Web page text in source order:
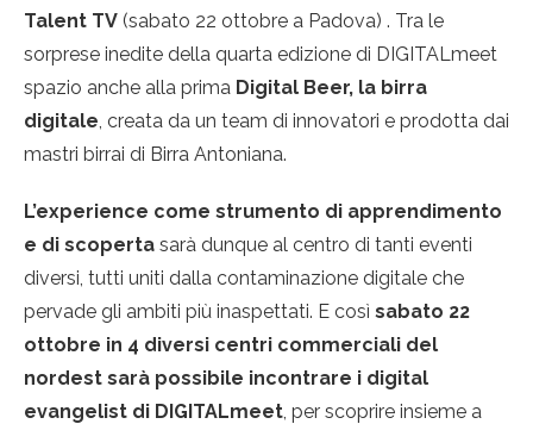
Talent TV (sabato 22 ottobre a Padova) . Tra le
sorprese inedite della quarta edizione di DIGITALmeet
spazio anche alla prima Digital Beer, la birra
digitale, creata da un team di innovatori e prodotta dai
mastri birrai di Birra Antoniana.
L’experience come strumento di apprendimento
e di scoperta sarà dunque al centro di tanti eventi
diversi, tutti uniti dalla contaminazione digitale che
pervade gli ambiti più inaspettati. E così sabato 22
ottobre in 4 diversi centri commerciali del
nordest sarà possibile incontrare i digital
evangelist di DIGITALmeet, per scoprire insieme a